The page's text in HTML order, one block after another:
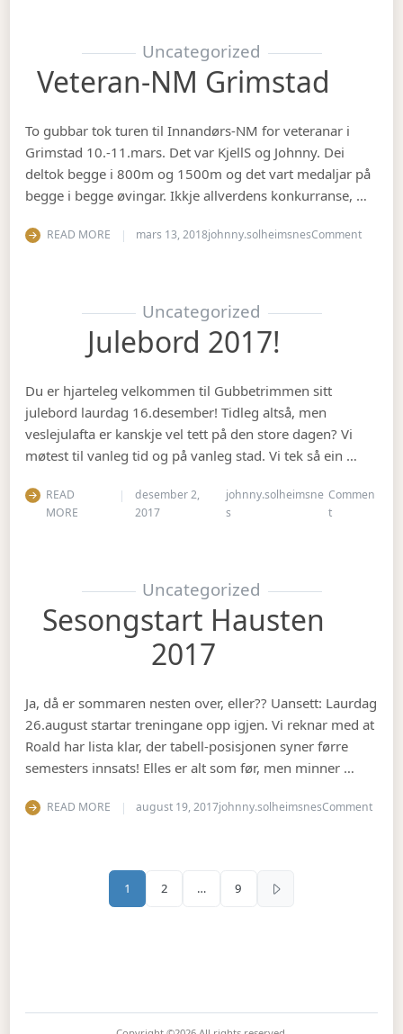
Uncategorized
Veteran-NM Grimstad
To gubbar tok turen til Innandørs-NM for veteranar i
Grimstad 10.-11.mars. Det var KjellS og Johnny. Dei
deltok begge i 800m og 1500m og det vart medaljar på
begge i begge øvingar. Ikkje allverdens konkurranse, …
READ MORE mars 13, 2018johnny.solheimsnesCommenton
Uncategorized
Julebord 2017!
Du er hjarteleg velkommen til Gubbetrimmen sitt
julebord laurdag 16.desember! Tidleg altså, men
veslejulafta er kanskje vel tett på den store dagen? Vi
møtest til vanleg tid og på vanleg stad. Vi tek så ein …
READ
MORE
desember 2,
2017
johnny.solheimsne
s
Commen
ton Julebord
Uncategorized
Sesongstart Hausten
2017
Ja, då er sommaren nesten over, eller?? Uansett: Laurdag
26.august startar treningane opp igjen. Vi reknar med at
Roald har lista klar, der tabell-posisjonen syner førre
semesters innsats! Elles er alt som før, men minner …
READ MORE august 19, 2017johnny.solheimsnesCommenton
Sidepaginering
1 2 … 9